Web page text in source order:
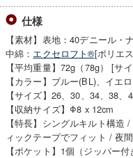
仕様
【素材】表地：40デニール・
中綿： エクセロフト®[ポリエ
【平均重量】72g（78g） [サ
【カラー】ブルー(BL)、イエ
【サイズ】26、30、34、38、
【収納サイズ】Φ8 x 12cm
【特長】シングルキルト構
ィックテープでフィット / 夜
【ポケット】1個（ジッパー付